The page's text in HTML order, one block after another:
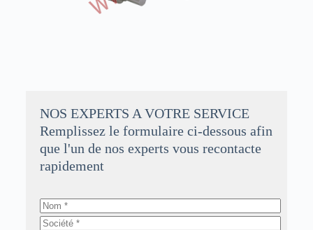
NOS EXPERTS A VOTRE SERVICE
Remplissez le formulaire ci-dessous afin
que l'un de nos experts vous recontacte
rapidement